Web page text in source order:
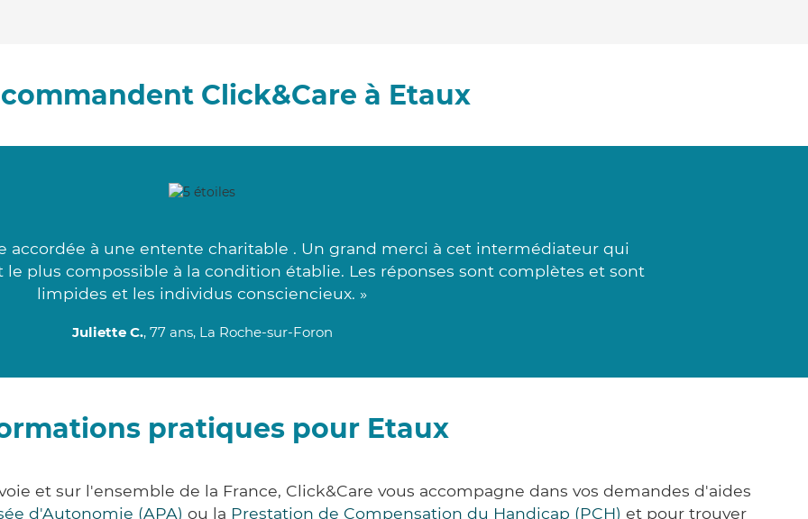
Click&Care à Etaux
accordée à une entente charitable . Un grand merci à cet intermédiateur qui
plus compossible à la condition établie. Les réponses sont complètes et sont
limpides et les individus consciencieux. »
Juliette C., 77 ans, La Roche-sur-Foron
pratiques pour Etaux
et sur l'ensemble de la France, Click&Care vous accompagne dans vos demandes d'aides
d'Autonomie (APA) ou la Prestation de Compensation du Handicap (PCH) et pour trouver